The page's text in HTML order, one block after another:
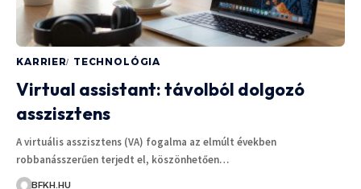
KARRIER TECHNOLÓGIA
Virtual assistant: távolból dolgozó
asszisztens
A virtuális asszisztens (VA) fogalma az elmúlt években
robbanásszerűen terjedt el, köszönhetően…
BFKH.HU